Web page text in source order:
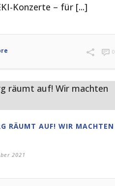
Konzerte – für [...]
0
RÄUMT AUF! WIR MACHTEN
2021